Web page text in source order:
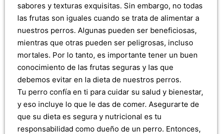
sabores y texturas exquisitas. Sin embargo, no todas
las frutas son iguales cuando se trata de alimentar a
nuestros perros. Algunas pueden ser beneficiosas,
mientras que otras pueden ser peligrosas, incluso
mortales. Por lo tanto, es importante tener un buen
conocimiento de las frutas seguras y las que
debemos evitar en la dieta de nuestros perros.
Tu perro confía en ti para cuidar su salud y bienestar,
y eso incluye lo que le das de comer. Asegurarte de
que su dieta es segura y nutricional es tu
responsabilidad como dueño de un perro. Entonces,